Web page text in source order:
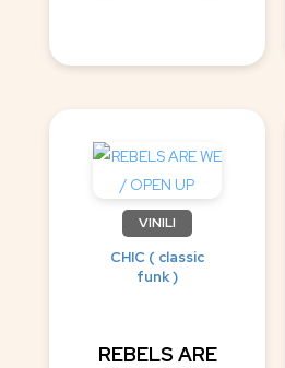
VINILI
CHIC ( classic
funk )
REBELS ARE